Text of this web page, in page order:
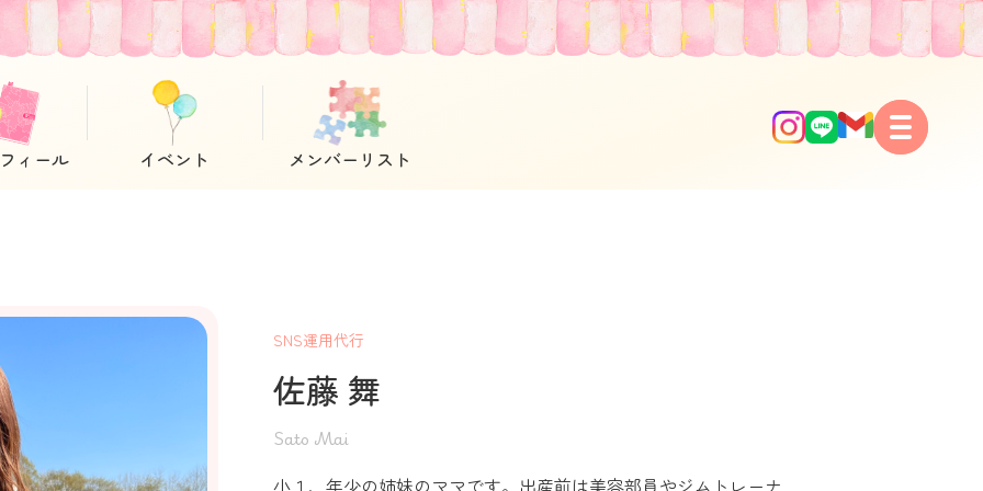
ィール イベント メンバーリスト
SNS運用代行
佐藤 舞
Sato Mai
小１、年少の姉妹のママです。出産前は美容部員やジムトレーナ